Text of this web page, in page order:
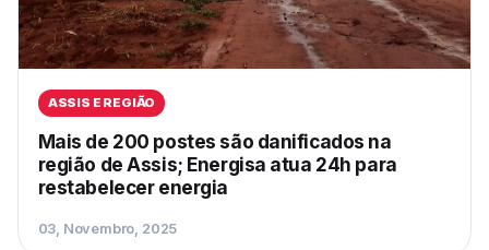
ASSIS E REGIÃO
Mais de 200 postes são danificados na
região de Assis; Energisa atua 24h para
restabelecer energia
03, Novembro, 2025